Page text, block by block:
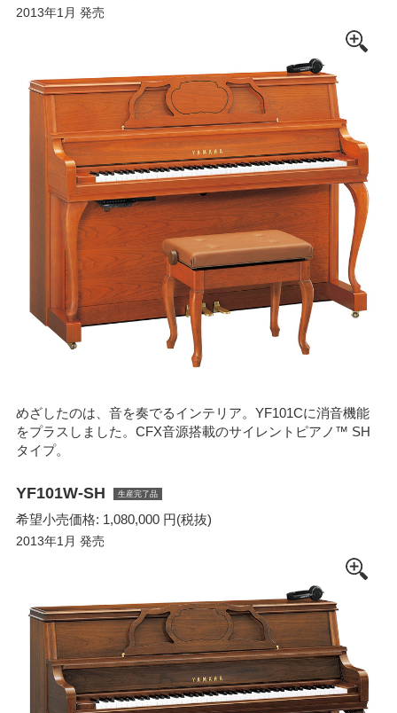
2013年1月 発売
めざしたのは、音を奏でるインテリア。YF101Cに消音機能
をプラスしました。CFX音源搭載のサイレントピアノ™ SH
タイプ。
YF101W-SH 生産完了品
希望小売価格: 1,080,000 円(税抜)
2013年1月 発売